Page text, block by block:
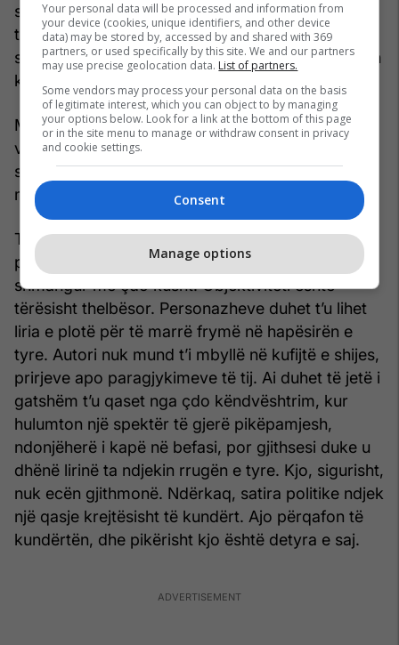
shumëkuptimor -një kënetë që të gllabëron, një
trampolinë që të hedhë lart pa paralajmërim, një
sipërfaqe akulli që mund të çahet në çdo çast nën
këmbët e autorit.
Megjithatë, siç kam theksuar, kërkimi për të
vërtetën nuk mund të ndalet. Ai nuk mund të
shtyhet, as të anashkalohet. Duhet të përballet
menjëherë, aty ku ndodh vetë akti krijues.
Teatri politik, në vetvete, sjell një grup krejt tjetër
proble­mesh. Predikimet dhe moralizimet duhen
shmangur me çdo kusht. Objektiviteti është
tërësisht thelbësor. Personazheve duhet t’u lihet
liria e plotë për të marrë frymë në hapësirën e
tyre. Autori nuk mund t’i mbyllë në kufijtë e shijes,
prirjeve apo paragjykimeve të tij. Ai duhet të jetë i
gatshëm t’u qaset nga çdo këndvështrim, kur
hulumton një spektër të gjerë pikë­pamjesh,
ndonjëherë i kapë në befasi, por gjithsesi duke u
dhënë lirinë ta ndjekin rrugën e tyre. Kjo, sigurisht,
nuk ecën gjith­monë. Ndërkaq, satira politike ndjek
një qasje krejtësisht të kundërt. Ajo përqafon të
kundërtën, dhe pikërisht kjo është detyra e saj.
Your personal data will be processed and information from
your device (cookies, unique identifiers, and other device
data) may be stored by, accessed by and shared with 369
partners, or used specifically by this site. We and our partners
may use precise geolocation data. List of partners.
Some vendors may process your personal data on the basis
of legitimate interest, which you can object to by managing
your options below. Look for a link at the bottom of this page
or in the site menu to manage or withdraw consent in privacy
and cookie settings.
Consent
Manage options